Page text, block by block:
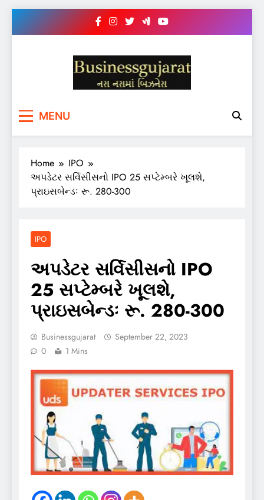
BUSINESS GUJARAT
MENU
Home
IPO
અપડેટર સર્વિસીસનો IPO 25 સપ્ટેમ્બરે ખૂલશે,
પ્રાઇસબેન્ડઃ રૂ. 280-300
IPO
અપડેટર સર્વિસીસનો IPO
25 સપ્ટેમ્બરે ખૂલશે,
પ્રાઇસબેન્ડઃ રૂ. 280-300
Businessgujarat
September 22, 2023
0
1 Mins